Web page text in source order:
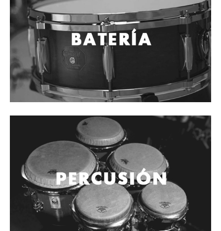
Cables
Audio Profesional
Columnas pasivas
Columnas activas
Amplificadores
Consolas mezcladoras
Procesadores y efectos
Interfaz para grabación
Audífonos y monitoreo personal
Estantes y soportes
Instalaciones y publicidad
Accesorios